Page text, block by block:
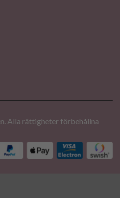
Alla rättigheter förbehållna